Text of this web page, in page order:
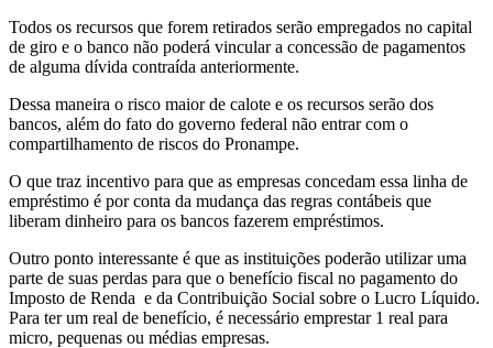
Todos os recursos que forem retirados serão empregados no capital
de giro e o banco não poderá vincular a concessão de pagamentos
de alguma dívida contraída anteriormente.
Dessa maneira o risco maior de calote e os recursos serão dos
bancos, além do fato do governo federal não entrar com o
compartilhamento de riscos do Pronampe.
O que traz incentivo para que as empresas concedam essa linha de
empréstimo é por conta da mudança das regras contábeis que
liberam dinheiro para os bancos fazerem empréstimos.
Outro ponto interessante é que as instituições poderão utilizar uma
parte de suas perdas para que o benefício fiscal no pagamento do
Imposto de Renda e da Contribuição Social sobre o Lucro Líquido.
Para ter um real de benefício, é necessário emprestar 1 real para
micro, pequenas ou médias empresas.